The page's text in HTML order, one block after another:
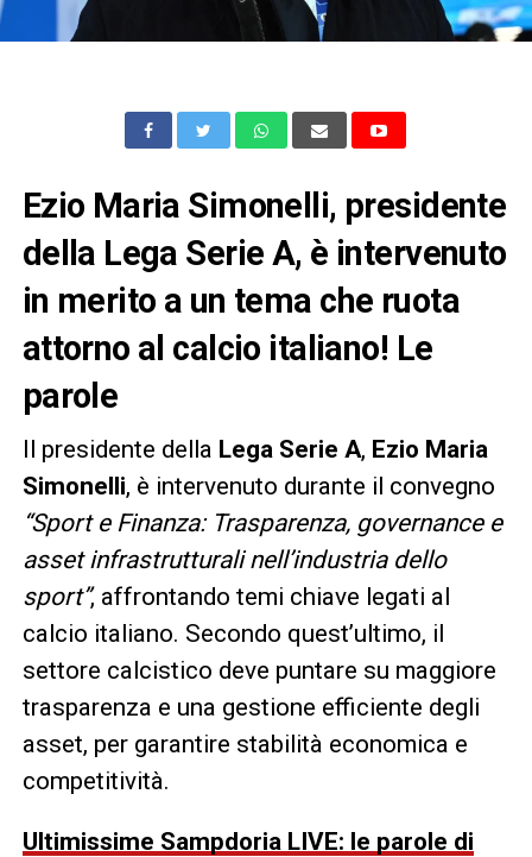
Ezio Maria Simonelli, presidente
della Lega Serie A, è intervenuto
in merito a un tema che ruota
attorno al calcio italiano! Le
parole
Il presidente della Lega Serie A, Ezio Maria
Simonelli, è intervenuto durante il convegno
“Sport e Finanza: Trasparenza, governance e
asset infrastrutturali nell’industria dello
sport”, affrontando temi chiave legati al
calcio italiano. Secondo quest’ultimo, il
settore calcistico deve puntare su maggiore
trasparenza e una gestione efficiente degli
asset, per garantire stabilità economica e
competitività.
Ultimissime Sampdoria LIVE: le parole di